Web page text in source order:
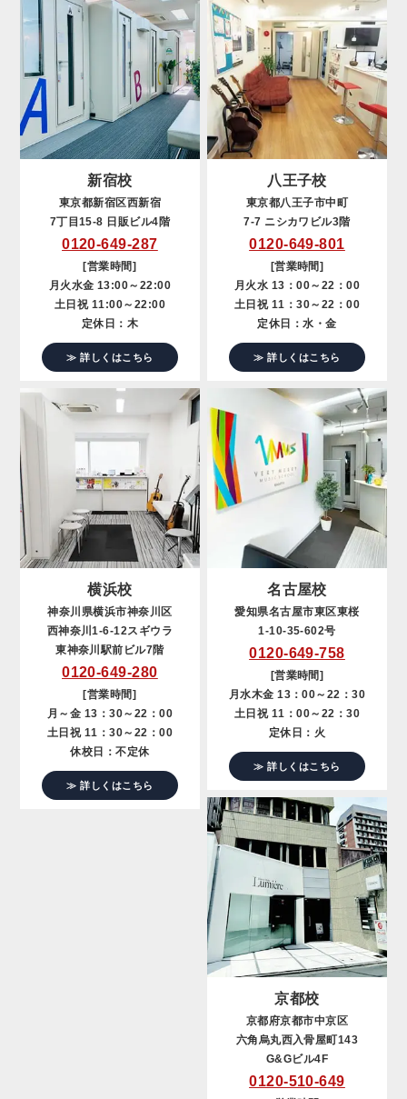
新宿校
東京都新宿区西新宿
7丁目15-8 日販ビル4階
0120-649-287
[営業時間]
月火水金 13:00～22:00
土日祝 11:00～22:00
定休日：木
≫ 詳しくはこちら
八王子校
東京都八王子市中町
7-7 ニシカワビル3階
0120-649-801
[営業時間]
月火水 13：00～22：00
土日祝 11：30～22：00
定休日：水・金
≫ 詳しくはこちら
横浜校
神奈川県横浜市神奈川区
西神奈川1-6-12スギウラ
東神奈川駅前ビル7階
0120-649-280
[営業時間]
月～金 13：30～22：00
土日祝 11：30～22：00
休校日：不定休
≫ 詳しくはこちら
名古屋校
愛知県名古屋市東区東桜
1-10-35-602号
0120-649-758
[営業時間]
月水木金 13：00～22：30
土日祝 11：00～22：30
定休日：火
≫ 詳しくはこちら
京都校
京都府京都市中京区
六角烏丸西入骨屋町143
G&Gビル4F
0120-510-649